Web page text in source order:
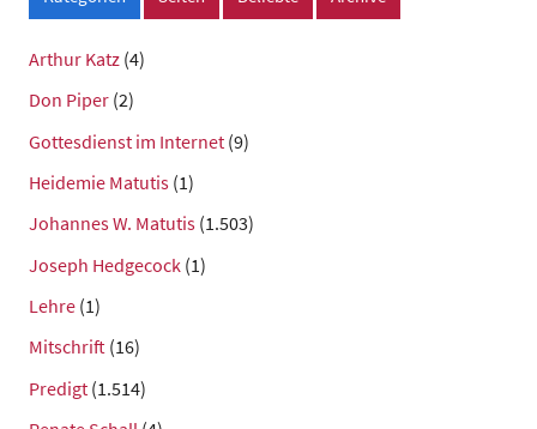
Arthur Katz (4)
Don Piper (2)
Gottesdienst im Internet (9)
Heidemie Matutis (1)
Johannes W. Matutis (1.503)
Joseph Hedgecock (1)
Lehre (1)
Mitschrift (16)
Predigt (1.514)